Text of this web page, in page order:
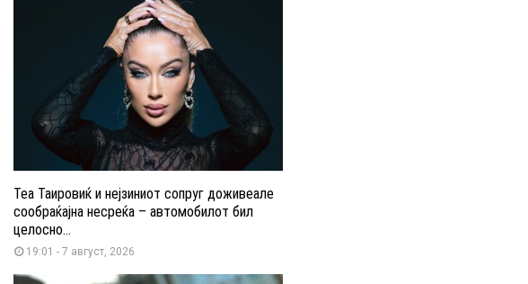
Теа Таировиќ и нејзиниот сопруг доживеале
сообраќајна несреќа – автомобилот бил
целосно...
19:01 - 7 август, 2026